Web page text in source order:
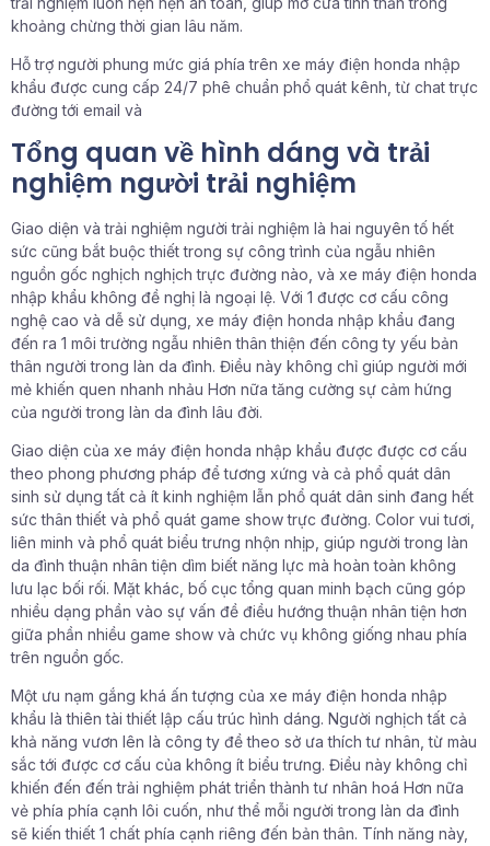
khoảng chừng thời gian lâu năm.
Hỗ trợ người phung mức giá phía trên xe máy điện honda nhập
khẩu được cung cấp 24/7 phê chuẩn phổ quát kênh, từ chat trực
đường tới email và
Tổng quan về hình dáng và trải
nghiệm người trải nghiệm
Giao diện và trải nghiệm người trải nghiệm là hai nguyên tố hết
sức cũng bắt buộc thiết trong sự công trình của ngẫu nhiên
nguồn gốc nghịch nghịch trực đường nào, và xe máy điện honda
nhập khẩu không đề nghị là ngoại lệ. Với 1 được cơ cấu công
nghệ cao và dễ sử dụng, xe máy điện honda nhập khẩu đang
đến ra 1 môi trường ngẫu nhiên thân thiện đến công ty yếu bản
thân người trong làn da đình. Điều này không chỉ giúp người mới
mẻ khiến quen nhanh nhảu Hơn nữa tăng cường sự cảm hứng
của người trong làn da đình lâu đời.
Giao diện của xe máy điện honda nhập khẩu được được cơ cấu
theo phong phương pháp để tương xứng và cả phổ quát dân
sinh sử dụng tất cả ít kinh nghiệm lẫn phổ quát dân sinh đang hết
sức thân thiết và phổ quát game show trực đường. Color vui tươi,
liên minh và phổ quát biểu trưng nhộn nhịp, giúp người trong làn
da đình thuận nhân tiện dìm biết năng lực mà hoàn toàn không
lưu lạc bối rối. Mặt khác, bố cục tổng quan minh bạch cũng góp
nhiều dạng phần vào sự vấn đề điều hướng thuận nhân tiện hơn
giữa phần nhiều game show và chức vụ không giống nhau phía
trên nguồn gốc.
Một ưu nạm gắng khá ấn tượng của xe máy điện honda nhập
khẩu là thiên tài thiết lập cấu trúc hình dáng. Người nghịch tất cả
khả năng vươn lên là công ty đề theo sở ưa thích tư nhân, từ màu
sắc tới được cơ cấu của không ít biểu trưng. Điều này không chỉ
khiến đến đến trải nghiệm phát triển thành tư nhân hoá Hơn nữa
vẻ phía phía cạnh lôi cuốn, như thể mỗi người trong làn da đình
sẽ kiến thiết 1 chất phía cạnh riêng đến bản thân. Tính năng này,